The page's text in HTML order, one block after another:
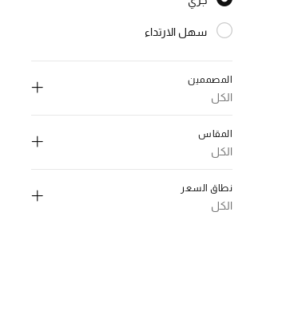
سهل الارتداء
المصممين
الكل
أوف وايت
الترتيب حسب المصممين: أوف وايت
المقاس
الكل
نطاق السعر
الكل